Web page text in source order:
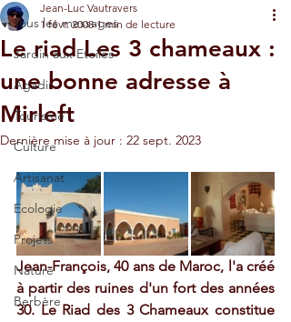
Tous les messages
Jardin aux Etoiles
Agadir
Tourisme
Culture
Artisanat
Ecologie
Projets
Nature
Berbère
Le riad Les 3 chameaux :
une bonne adresse à
Mirleft
Jean-Luc Vautravers
1 févr. 2008 1 min de lecture
Dernière mise à jour : 22 sept. 2023
Jean-François, 40 ans de Maroc, l'a créé
à partir des ruines d'un fort des années
30. Le Riad des 3 Chameaux constitue